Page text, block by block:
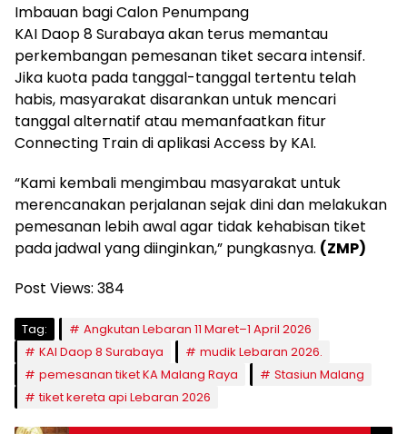
Imbauan bagi Calon Penumpang
KAI Daop 8 Surabaya akan terus memantau
perkembangan pemesanan tiket secara intensif.
Jika kuota pada tanggal-tanggal tertentu telah
habis, masyarakat disarankan untuk mencari
tanggal alternatif atau memanfaatkan fitur
Connecting Train di aplikasi Access by KAI.
“Kami kembali mengimbau masyarakat untuk
merencanakan perjalanan sejak dini dan melakukan
pemesanan lebih awal agar tidak kehabisan tiket
pada jadwal yang diinginkan,” pungkasnya. (ZMP)
Post Views: 384
Tag:
Angkutan Lebaran 11 Maret–1 April 2026
KAI Daop 8 Surabaya
mudik Lebaran 2026.
pemesanan tiket KA Malang Raya
Stasiun Malang
tiket kereta api Lebaran 2026